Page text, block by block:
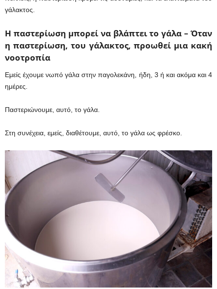
γάλακτος.
Η παστερίωση μπορεί να βλάπτει το γάλα – Όταν
η παστερίωση, του γάλακτος, προωθεί μια κακή
νοοτροπία
Εμείς έχουμε νωπό γάλα στην παγολεκάνη, ήδη, 3 ή και ακόμα και 4
ημέρες.
Παστεριώνουμε, αυτό, το γάλα.
Στη συνέχεια, εμείς, διαθέτουμε, αυτό, το γάλα ως φρέσκο.